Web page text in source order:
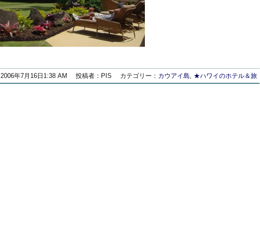
2006年7月16日1:38 AM 投稿者：PIS カテゴリー： カウアイ島, ★ハワイのホテル＆旅